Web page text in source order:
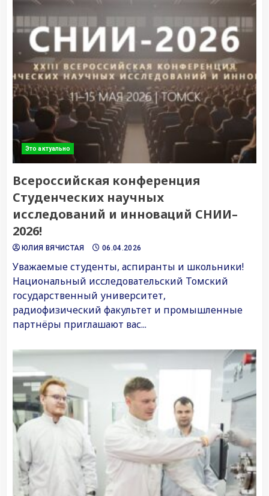
Это актуально
Всероссийская конференция
Студенческих научных
исследований и инноваций СНИИ–
2026!
ЮЛИЯ ВЯЧИСТАЯ 06.04.2026
Уважаемые студенты, аспиранты и школьники!
Национальный исследовательский Томский
государственный университет,
радиофизический факультет и промышленные
партнёры приглашают вас...